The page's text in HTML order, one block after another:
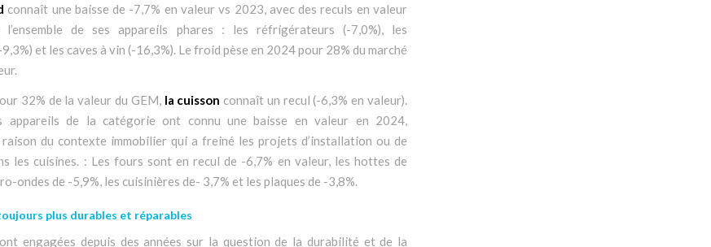
connaît une baisse de -7,7% en valeur vs 2023, avec des reculs en valeur
l’ensemble de ses appareils phares : les réfrigérateurs (-7,0%), les
et les caves à vin (-16,3%). Le froid pèse en 2024 pour 28% du marché
32% de la valeur du GEM, la cuisson connaît un recul (-6,3% en valeur).
appareils de la catégorie ont connu une baisse en valeur en 2024,
du contexte immobilier qui a freiné les projets d’installation ou de
les cuisines. : Les fours sont en recul de -6,7% en valeur, les hottes de
ondes de -5,9%, les cuisinières de- 3,7% et les plaques de -3,8%.
plus durables et réparables
engagées depuis des années sur la question de la durabilité et de la